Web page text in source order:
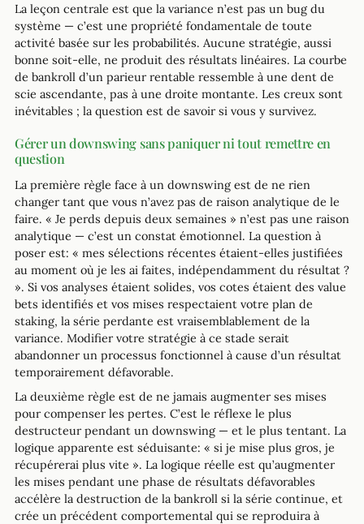
La leçon centrale est que la variance n’est pas un bug du
système — c’est une propriété fondamentale de toute
activité basée sur les probabilités. Aucune stratégie, aussi
bonne soit-elle, ne produit des résultats linéaires. La courbe
de bankroll d’un parieur rentable ressemble à une dent de
scie ascendante, pas à une droite montante. Les creux sont
inévitables ; la question est de savoir si vous y survivez.
Gérer un downswing sans paniquer ni tout remettre en
question
La première règle face à un downswing est de ne rien
changer tant que vous n’avez pas de raison analytique de le
faire. « Je perds depuis deux semaines » n’est pas une raison
analytique — c’est un constat émotionnel. La question à
poser est: « mes sélections récentes étaient-elles justifiées
au moment où je les ai faites, indépendamment du résultat ?
». Si vos analyses étaient solides, vos cotes étaient des value
bets identifiés et vos mises respectaient votre plan de
staking, la série perdante est vraisemblablement de la
variance. Modifier votre stratégie à ce stade serait
abandonner un processus fonctionnel à cause d’un résultat
temporairement défavorable.
La deuxième règle est de ne jamais augmenter ses mises
pour compenser les pertes. C’est le réflexe le plus
destructeur pendant un downswing — et le plus tentant. La
logique apparente est séduisante: « si je mise plus gros, je
récupérerai plus vite ». La logique réelle est qu’augmenter
les mises pendant une phase de résultats défavorables
accélère la destruction de la bankroll si la série continue, et
crée un précédent comportemental qui se reproduira à